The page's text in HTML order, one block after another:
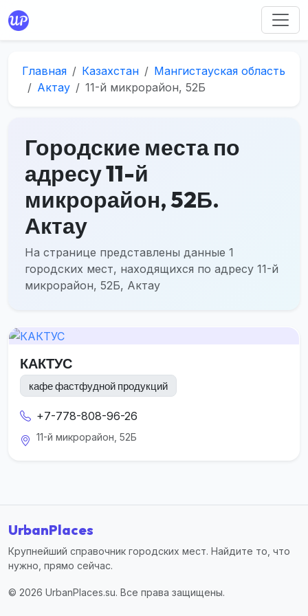
Главная Казахстан
Мангистауская область
Актау
11-й микрорайон, 52Б
Городские места по
адресу 11-й
микрорайон, 52Б.
Актау
На странице представлены данные 1
городских мест, находящихся по адресу 11-й
микрорайон, 52Б, Актау
КАКТУС
кафе фастфудной продукций
+7-778-808-96-26
11-й микрорайон, 52Б
UrbanPlaces
Крупнейший справочник городских мест. Найдите то, что
нужно, прямо сейчас.
© 2026 UrbanPlaces.su. Все права защищены.